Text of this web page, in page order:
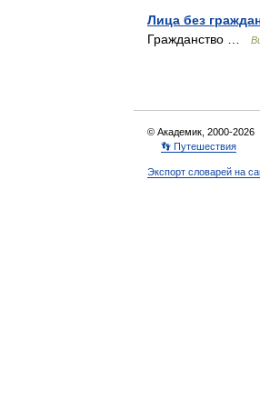
Лица без
Гражданство …
© Академик, 2000-2026
👣 Путешествия
Экспорт словарей на